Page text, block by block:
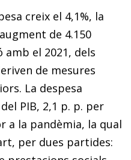
creix el 4,1%, la
de 4.150
amb el 2021, dels
de mesures
La despesa
PIB, 2,1 p. p. per
a la pandèmia, la qual
per dues partides: